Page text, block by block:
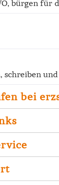
bürgen für
schreiben
bei